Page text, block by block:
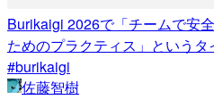
Burikaigi 2026で「チームで安
ためのプラクティス」というタ
#burikaigi
佐藤智樹